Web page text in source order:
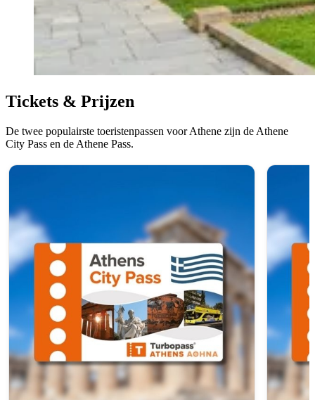
Tickets & Prijzen
De twee populairste toeristenpassen voor Athene zijn de Athene
City Pass en de Athene Pass.